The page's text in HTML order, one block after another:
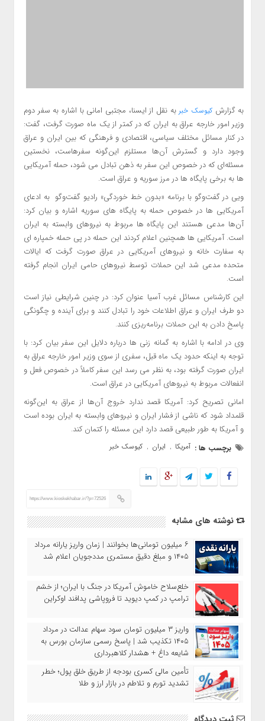
به گزارشکیوسک خبربه نقل از ایسنا، مجتبی امانی با اشاره به سفر دوم
وزیر امور خارجه عراق به ایران که در کمتر از یک ماه صورت گرفت، گفت:
در کنار مسائل مختلف سیاسی، اقتصادی و فرهنگی که بین ایران و عراق
وجود دارد و گسترش آن‌ها مستلزم این‌گونه سفرهاست، نخستین
مسئله‌ای که در خصوص این سفر به ذهن تبادل می شود، حمله آمریکایی
ها به برخی پایگاه ها در مرز سوریه و عراق است.
ویی در گفت‌وگو با برنامه «بدون خط خوردگی» رادیو گفت‌وگو به ادعای
آمریکایی ها در خصوص حمله به پایگاه های سوریه اشاره و بیان کرد:
آن‌ها مدعی هستند این پایگاه ها مربوط به نیروهای وابسته به ایران
است. آمریکایی ها همچنین اعلام کردند این حمله در پی حمله خمپاره ای
به سفارت خانه و نیروهای آمریکایی در عراق صورت گرفت که ایالات
متحده مدعی شد این حملات توسط نیروهای حامی ایران انجام گرفته
است.
این کارشناس مسائل غرب آسیا عنوان کرد: در چنین شرایطی نیاز است
دو طرف ایران و عراق اطلاعات خود را تبادل کنند و برای آینده و چگونگی
پاسخ دادن به این حملات برنامه‌ریزی کنند.
وی در ادامه با اشاره به گمانه زنی ها درباره دلایل این سفر بیان کرد: با
توجه به اینکه حدود یک ماه قبل، سفری از سوی وزیر امور خارجه عراق به
ایران صورت گرفته بود، به نظر می رسد این سفر کاملاً در خصوص فعل و
انفعالات مربوط به نیروهای آمریکایی در عراق است.
امانی تصریح کرد: آمریکا قصد ندارد خروج آن‌ها از عراق به این‌گونه
قلمداد شود که ناشی از فشار ایران و نیروهای وابسته به ایران بوده است
و آمریکا به طور طبیعی قصد دارد این مسئله را کتمان کند.
برچسب ها : آمریکا , ایران , کیوسک خبر
https://www.kioskekhabar.ir/?p=72526
نوشته های مشابه
۶ میلیون تومانی‌ها بخوانند | زمان واریز یارانه مرداد
۱۴۰۵ و مبلغ دقیق مستمری مددجویان اعلام شد
خلع‌سلاح خاموش آمریکا در جنگ با ایران؛ از خشم
ترامپ در کمپ دیوید تا فروپاشی پدافند اوکراین
واریز ۳ میلیون تومان سود سهام عدالت در مرداد
۱۴۰۵ تکذیب شد | پاسخ رسمی سازمان بورس به
شایعه داغ + هشدار کلاهبرداری
تأمین مالی کسری بودجه از طریق خلق پول؛ خطر
تشدید تورم و تلاطم در بازار ارز و طلا